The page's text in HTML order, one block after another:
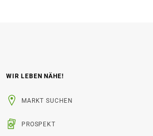
WIR LEBEN NÄHE!
MARKT SUCHEN
PROSPEKT